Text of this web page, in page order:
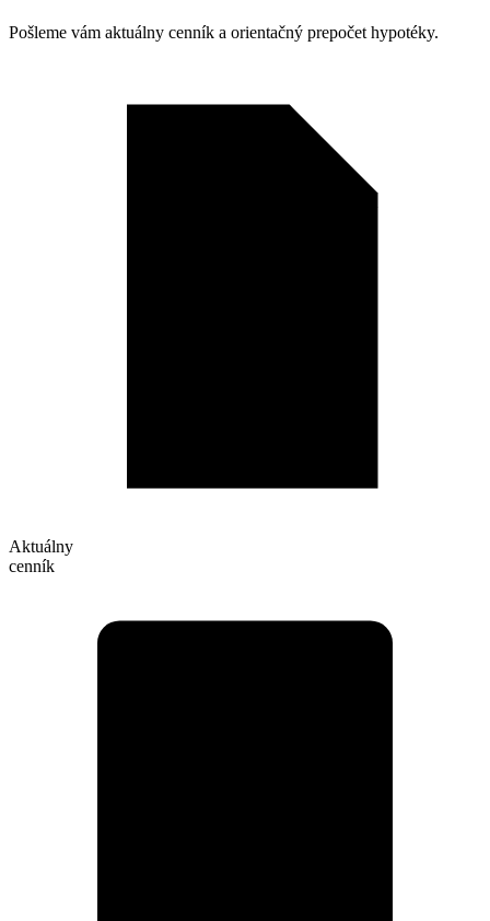
Pošleme vám aktuálny cenník a orientačný prepočet hypotéky.
Aktuálny
cenník